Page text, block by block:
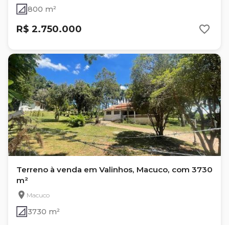
800 m²
R$ 2.750.000
Terreno à venda em Valinhos, Macuco, com 3730
m²
Macuco
3730 m²